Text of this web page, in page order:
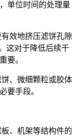
单位时间的处理量
效地挤压滤饼孔隙
这对于降低后续干
要。
、微细颗粒或胶体
要手段。
、机架等结构件的